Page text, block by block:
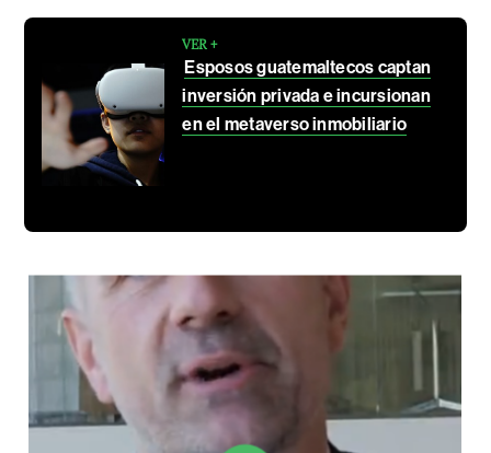
VER +
Esposos guatemaltecos captan
inversión privada e incursionan
en el metaverso inmobiliario